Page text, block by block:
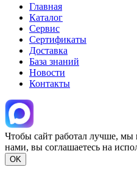
Главная
Каталог
Сервис
Сертификаты
Доставка
База знаний
Новости
Контакты
Чтобы сайт работал лучше, мы
нами, вы соглашаетесь на
OK